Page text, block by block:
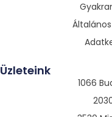
Üzleteink
1066